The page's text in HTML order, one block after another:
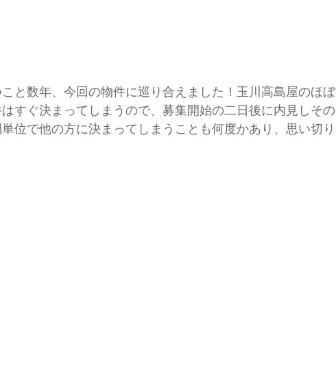
と数年、今回の物件に巡り合えました！玉川高島屋のほぼ
すぐ決まってしまうので、募集開始の二日後に内見しその
位で他の方に決まってしまうことも何度かあり、思い切り